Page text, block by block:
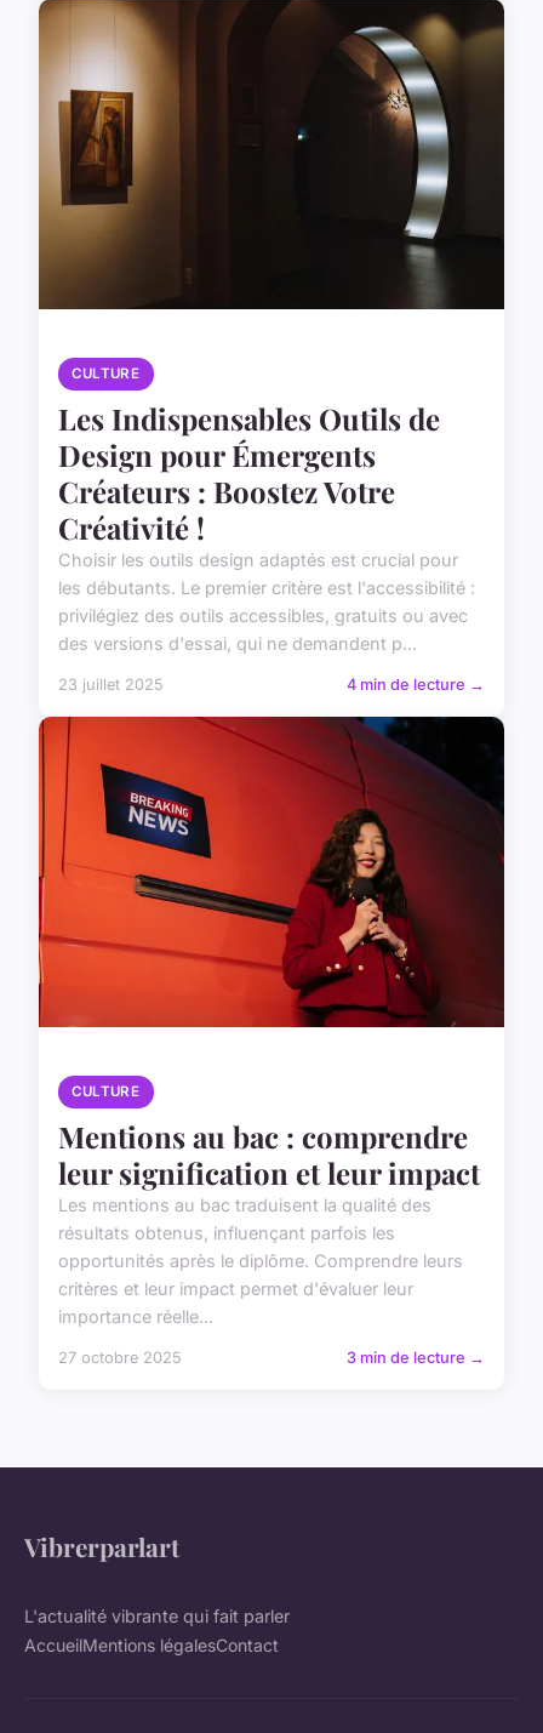
CULTURE
Les Indispensables Outils de
Design pour Émergents
Créateurs : Boostez Votre
Créativité !
Choisir les outils design adaptés est crucial pour
les débutants. Le premier critère est l'accessibilité :
privilégiez des outils accessibles, gratuits ou avec
des versions d'essai, qui ne demandent p...
23 juillet 2025 4 min de lecture →
CULTURE
Mentions au bac : comprendre
leur signification et leur impact
Les mentions au bac traduisent la qualité des
résultats obtenus, influençant parfois les
opportunités après le diplôme. Comprendre leurs
critères et leur impact permet d'évaluer leur
importance réelle...
27 octobre 2025 3 min de lecture →
Vibrerparlart
L'actualité vibrante qui fait parler
AccueilMentions légalesContact